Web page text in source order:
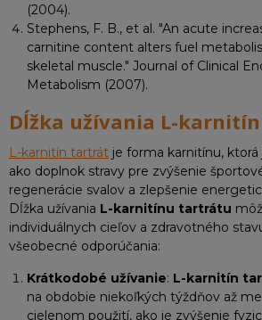
(2004).
Stephens, F. B., et al. "An acute
carnitine content alters fuel
skeletal muscle." Journal of Clinical
Metabolism (2007).
Dĺžka užívania L-
L-karnitín tartrát je forma karnitínu,
ako doplnok stravy pre zvýšenie
regenerácie svalov a zlepšenie
Dĺžka užívania L-karnitínu tartrátu
individuálnych cieľov a zdravotného
všeobecné odporúčania:
Krátkodobé užívanie: L-karnitín
na obdobie niekoľkých týždňov až
cielenom použití, ako je zvýšenie